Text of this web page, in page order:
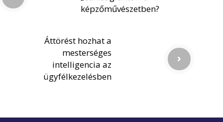
képzőművészetben?
Áttörést hozhat a
mesterséges
intelligencia az
ügyfélkezelésben